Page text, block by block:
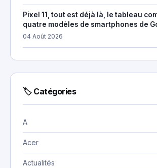
Pixel 11, tout est déjà là, le tableau
quatre modèles de smartphones de
04 Août 2026
🏷 Catégories
A
Acer
Actualités